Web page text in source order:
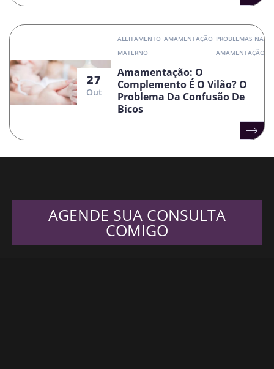
27
Out
ALEITAMENTO
MATERNO
AMAMENTAÇÃO PROBLEMAS NA
AMAMENTAÇÃO
Amamentação: O
Complemento É O Vilão? O
Problema Da Confusão De
Bicos
AGENDE SUA CONSULTA
COMIGO